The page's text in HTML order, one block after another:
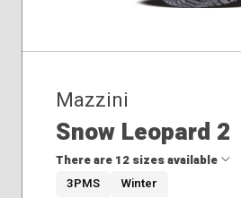
Mazzini
Snow Leopard 2
There are 12 sizes available
3PMS Winter